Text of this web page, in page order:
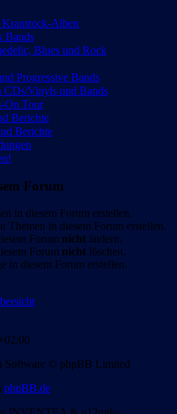
Alben
Bands
Blues und Rock
Progressive Bands
Vinyls und Bands
On Tour
Berichte
Berichte
Forum
in diesem Forum erstellen.
Themen in diesem Forum erstellen.
Forum nicht ändern.
Forum nicht löschen.
in diesem Forum erstellen.
Software © phpBB Limited
phpBB.de